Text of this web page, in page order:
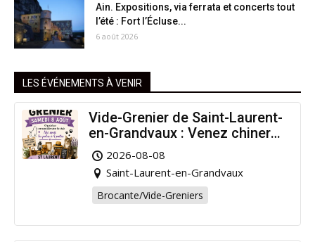
Ain. Expositions, via ferrata et concerts tout
l’été : Fort l’Écluse...
6 août 2026
LES ÉVÉNEMENTS À VENIR
Vide-Grenier de Saint-Laurent-
en-Grandvaux : Venez chiner
pour la bonne cause !
2026-08-08
Saint-Laurent-en-Grandvaux
Brocante/Vide-Greniers